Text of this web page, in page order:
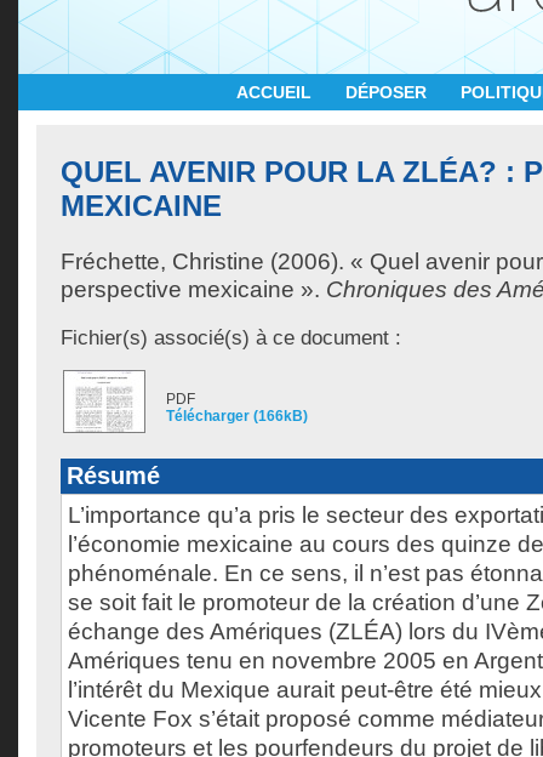
ACCUEIL DÉPOSER
QUEL AVENIR POUR LA ZLÉA? :
MEXICAINE
Fréchette, Christine (2006). « Quel avenir
perspective mexicaine ». Chroniques des
Fichier(s) associé(s) à ce document :
PDF
Télécharger (166kB)
Résumé
L’importance qu’a pris le secteur des
l’économie mexicaine au cours des quinze
phénoménale. En ce sens, il n’est pas
se soit fait le promoteur de la création d’une
échange des Amériques (ZLÉA) lors du
Amériques tenu en novembre 2005 en
l’intérêt du Mexique aurait peut-être été
Vicente Fox s’était proposé comme
promoteurs et les pourfendeurs du projet de